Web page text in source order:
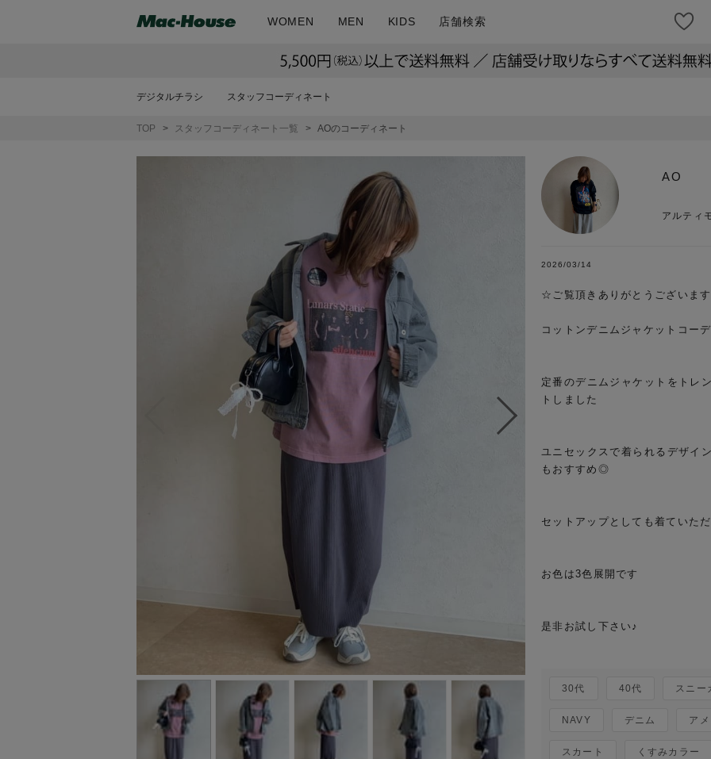
WOMEN MEN KIDS 店舗検索
デジタルチラシ スタッフコーディネート
TOP スタッフコーディネート一覧 AOのコーディネート
AO
アルティ
2026/03/14
☆ご覧頂きありがとうございま
コットンデニムジャケットコー
定番のデニムジャケットをトレ
トしました
ユニセックスで着られるデザイ
もおすすめ◎
セットアップとしても着ていた
お色は3色展開です
是非お試し下さい♪
30代 40代 スニー
NAVY デニム ア
スカート くすみカラー